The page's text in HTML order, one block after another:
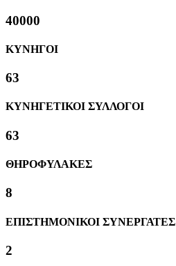
40000
ΚΥΝΗΓΟΙ
63
ΚΥΝΗΓΕΤΙΚΟΙ ΣΥΛΛΟΓΟΙ
63
ΘΗΡΟΦΥΛΑΚΕΣ
8
ΕΠΙΣΤΗΜΟΝΙΚΟΙ ΣΥΝΕΡΓΑΤΕΣ
2